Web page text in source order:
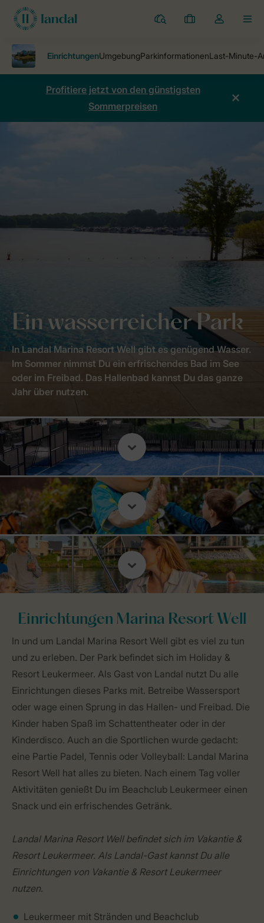
Ferienparks
Meine
Dropdown-
öffnen
Profitiere jetzt von den günstigsten
Sommerpreisen
Ein wasserreicher Park
In Landal Marina Resort Well gibt es genügend Wasser.
Im Sommer nimmst Du ein erfrischendes Bad im See
oder im Freibad. Das Hallenbad kannst Du das ganze
Jahr über nutzen.
Einrichtungen Marina Resort Well
In und um Landal Marina Resort Well gibt es viel zu tun
und zu erleben. Der Park befindet sich im Holiday &
Resort Leukermeer. Als Gast von Landal nutzt Du alle
Einrichtungen dieses Parks mit. Betreibe Wassersport
oder wage einen Sprung in das Hallen- und Freibad. Die
Kinder haben Spaß im Schattentheater oder in der
Kinderdisco. Auch an die Sportlichen wurde gedacht:
eine Partie Padel, Tennis oder Volleyball: Landal Marina
Resort Well hat alles zu bieten. Nach einem Tag voller
Aktivitäten genießt Du im Beachclub Leukermeer einen
Snack und ein erfrischendes Getränk.
Landal Marina Resort Well befindet sich im Vakantie &
Resort Leukermeer. Als Landal-Gast kannst Du alle
Einrichtungen von Vakantie & Resort Leukermeer
nutzen.
Leukermeer mit Stränden und Beachclub